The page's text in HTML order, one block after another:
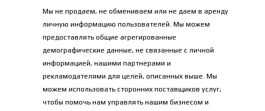
Мы не продаем, не обмениваем или не даем в аренду
личную информацию пользователей. Мы можем
предоставлять общие агрегированные
демографические данные, не связанные с личной
информацией, нашими партнерами и
рекламодателями для целей, описанных выше. Мы
можем использовать сторонних поставщиков услуг,
чтобы помочь нам управлять нашим бизнесом и